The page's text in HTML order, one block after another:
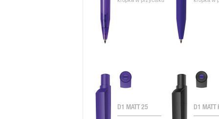
D1 MATT 25 D1 MATT